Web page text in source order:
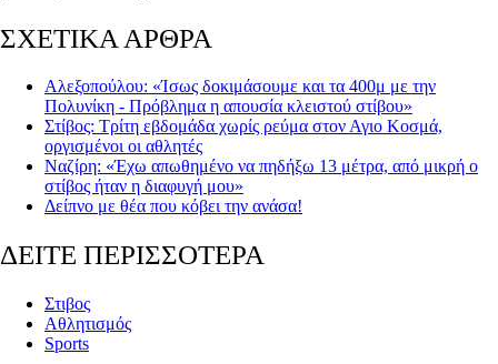
ΣΧΕΤΙΚΑ ΑΡΘΡΑ
Αλεξοπούλου: «Ίσως δοκιμάσουμε και τα 400μ με την
Πολυνίκη - Πρόβλημα η απουσία κλειστού στίβου»
Στίβος: Τρίτη εβδομάδα χωρίς ρεύμα στον Αγιο Κοσμά,
οργισμένοι οι αθλητές
Ναζίρη: «Έχω απωθημένο να πηδήξω 13 μέτρα, από μικρή ο
στίβος ήταν η διαφυγή μου»
Δείπνο με θέα που κόβει την ανάσα!
ΔΕΙΤΕ ΠΕΡΙΣΣΟΤΕΡΑ
Στιβος
Αθλητισμός
Sports